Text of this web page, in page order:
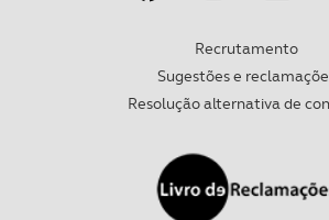
Recrutamento
Sugestões e
Resolução alternativa de